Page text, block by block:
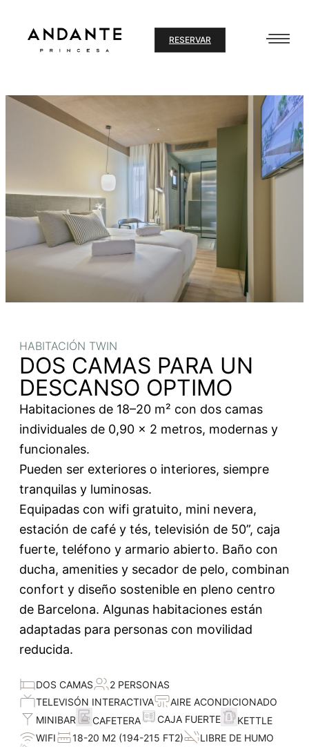
contenido
RESERVAR
HABITACIÓN TWIN
DOS CAMAS PARA UN
DESCANSO OPTIMO
Habitaciones de 18–20 m² con dos camas
individuales de 0,90 x 2 metros, modernas y
funcionales.
Pueden ser exteriores o interiores, siempre
tranquilas y luminosas.
Equipadas con wifi gratuito, mini nevera,
estación de café y tés, televisión de 50”, caja
fuerte, teléfono y armario abierto. Baño con
ducha, amenities y secador de pelo, combinan
confort y diseño sostenible en pleno centro
de Barcelona. Algunas habitaciones están
adaptadas para personas con movilidad
reducida.
DOS CAMAS
2 PERSONAS
TELEVISÓN INTERACTIVA
AIRE ACONDICIONADO
MINIBAR
CAFETERA CAJA FUERTE
KETTLE
WIFI
18-20 M2 (194-215 FT2)
LIBRE DE HUMO